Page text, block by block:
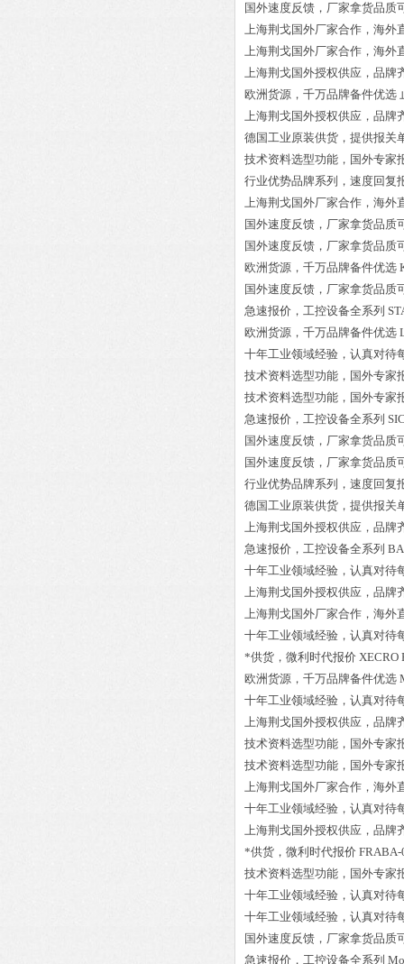
国外速度反馈，厂家拿货品质
上海荆戈国外厂家合作，海外
上海荆戈国外厂家合作，海外
上海荆戈国外授权供应，品牌
欧洲货源，千万品牌备件优选
上海荆戈国外授权供应，品牌
德国工业原装供货，提供报关
技术资料选型功能，国外专家
行业优势品牌系列，速度回复
上海荆戈国外厂家合作，海外
国外速度反馈，厂家拿货品质
国外速度反馈，厂家拿货品质
欧洲货源，千万品牌备件优选
国外速度反馈，厂家拿货品质
急速报价，工控设备全系列
欧洲货源，千万品牌备件优选
十年工业领域经验，认真对待
技术资料选型功能，国外专家
技术资料选型功能，国外专家
急速报价，工控设备全系列
国外速度反馈，厂家拿货品质
国外速度反馈，厂家拿货品质
行业优势品牌系列，速度回复
德国工业原装供货，提供报关
上海荆戈国外授权供应，品牌
急速报价，工控设备全系列
十年工业领域经验，认真对待
上海荆戈国外授权供应，品牌
上海荆戈国外厂家合作，海外
十年工业领域经验，认真对待
*供货，微利时代报价 XECRO
欧洲货源，千万品牌备件优选
十年工业领域经验，认真对待
上海荆戈国外授权供应，品牌
技术资料选型功能，国外专家
技术资料选型功能，国外专家
上海荆戈国外厂家合作，海外
十年工业领域经验，认真对待
上海荆戈国外授权供应，品牌
*供货，微利时代报价 FRABA-
技术资料选型功能，国外专家
十年工业领域经验，认真对待
十年工业领域经验，认真对待
国外速度反馈，厂家拿货品质
急速报价，工控设备全系列